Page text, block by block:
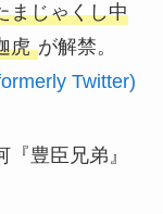
まじゃくし中
虎が解禁。
Twitter)
『豊臣兄弟』